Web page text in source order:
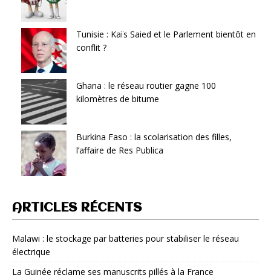
Tunisie : Kaïs Saied et le Parlement bientôt en
conflit ?
Ghana : le réseau routier gagne 100
kilomètres de bitume
Burkina Faso : la scolarisation des filles,
l’affaire de Res Publica
ARTICLES RÉCENTS
Malawi : le stockage par batteries pour stabiliser le réseau
électrique
La Guinée réclame ses manuscrits pillés à la France